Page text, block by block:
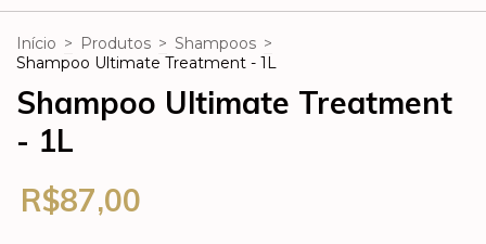
Início > Produtos > Shampoos >
Shampoo Ultimate Treatment - 1L
Shampoo Ultimate Treatment
- 1L
R$87,00